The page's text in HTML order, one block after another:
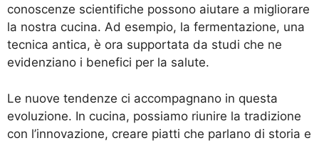
conoscenze scientifiche possono aiutare a migliorare
la nostra cucina. Ad esempio, la fermentazione, una
tecnica antica, è ora supportata da studi che ne
evidenziano i benefici per la salute.
Le nuove tendenze ci accompagnano in questa
evoluzione. In cucina, possiamo riunire la tradizione
con l’innovazione, creare piatti che parlano di storia e